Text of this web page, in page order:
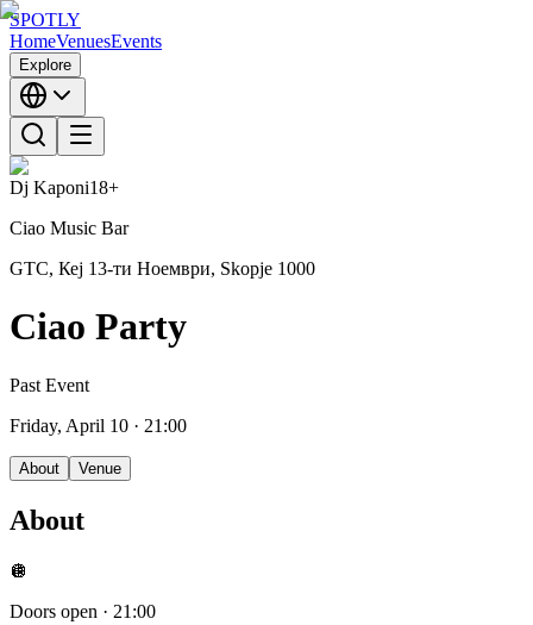
SPOTLY
HomeVenuesEvents
Explore
Dj Kaponi18+
Ciao Music Bar
GTC, Кеј 13-ти Ноември, Skopje 1000
Ciao Party
Past Event
Friday, April 10 · 21:00
About Venue
About
🪩
Doors open · 21:00